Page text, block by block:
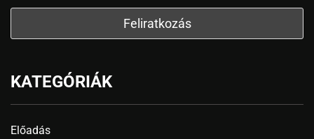
KATEGÓRIÁK
Előadás